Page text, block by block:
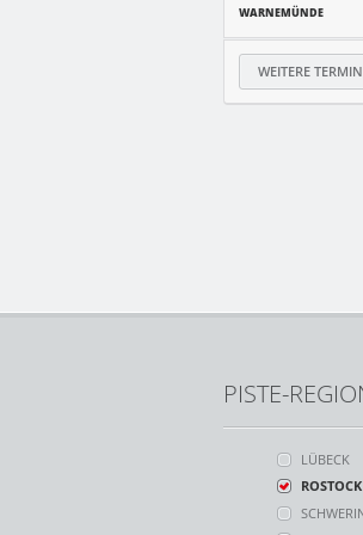
WARNEMÜNDE
WEITERE
PISTE-
LÜBECK
ROSTOCK